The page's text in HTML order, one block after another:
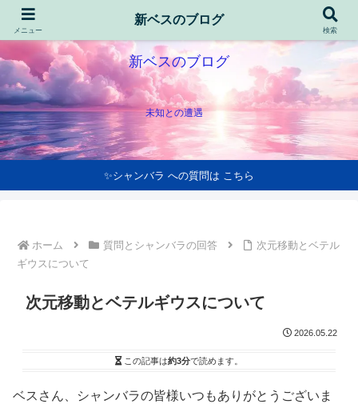
新ベスのブログ
未知との遭遇
✨シャンバラ への質問は こちら
ホーム 質問とシャンバラの回答
次元移動とベテル
ギウスについて
次元移動とベテルギウスについて
2026.05.22
この記事は約3分で読めます。
ベスさん、シャンバラの皆様いつもありがとうございま
メニュー
新ベスのブログ
検索